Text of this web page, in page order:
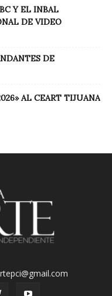
Y EL INBAL
DE VIDEO
DE
AL CEART TIJUANA